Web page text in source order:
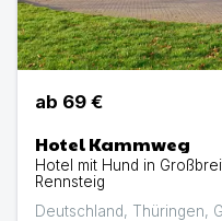
ab 69 €
Hotel Kammweg
Hotel mit Hund in
Rennsteig
Deutschland, Thüringen,